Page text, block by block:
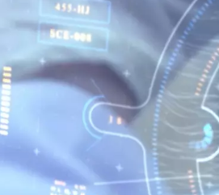
русский
español
português
日本語